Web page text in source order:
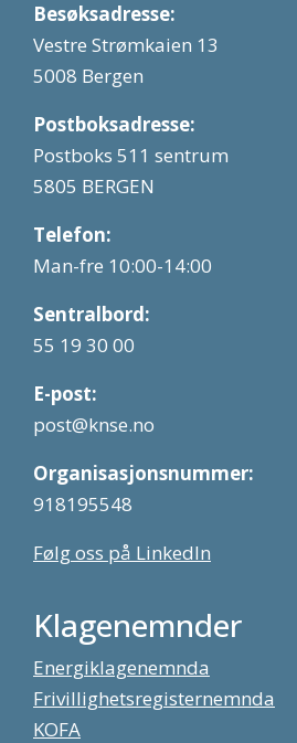
Besøksadresse:
Vestre Strømkaien 13
5008 Bergen
Postboksadresse:
Postboks 511 sentrum
5805 BERGEN
Telefon:
Man-fre 10:00-14:00
Sentralbord:
55 19 30 00
E-post:
post@knse.no
Organisasjonsnummer:
918195548
Følg oss på LinkedIn
Klagenemnder
Energiklagenemnda
Frivillighetsregisternemnda
KOFA